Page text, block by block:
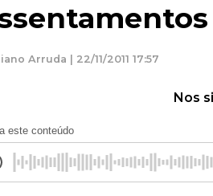
Arruda | 22/11/2011 17:57
Nos
este conteúdo